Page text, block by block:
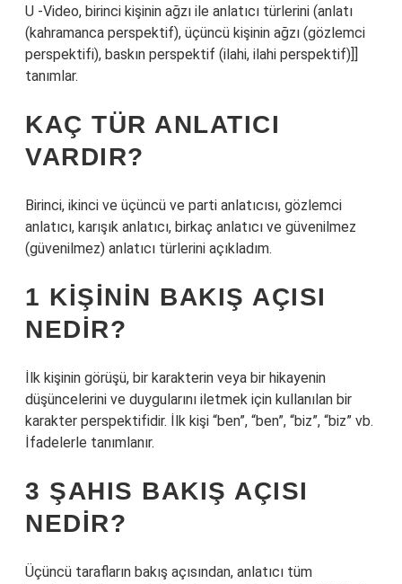
U -Video, birinci kişinin ağzı ile anlatıcı türlerini (anlatı
(kahramanca perspektif), üçüncü kişinin ağzı (gözlemci
perspektifi), baskın perspektif (ilahi, ilahi perspektif)]]
tanımlar.
KAÇ TÜR ANLATICI
VARDIR?
Birinci, ikinci ve üçüncü ve parti anlatıcısı, gözlemci
anlatıcı, karışık anlatıcı, birkaç anlatıcı ve güvenilmez
(güvenilmez) anlatıcı türlerini açıkladım.
1 KIŞININ BAKIŞ AÇISI
NEDIR?
İlk kişinin görüşü, bir karakterin veya bir hikayenin
düşüncelerini ve duygularını iletmek için kullanılan bir
karakter perspektifidir. İlk kişi “ben”, “ben”, “biz”, “biz” vb.
İfadelerle tanımlanır.
3 ŞAHIS BAKIŞ AÇISI
NEDIR?
Üçüncü tarafların bakış açısından, anlatıcı tüm